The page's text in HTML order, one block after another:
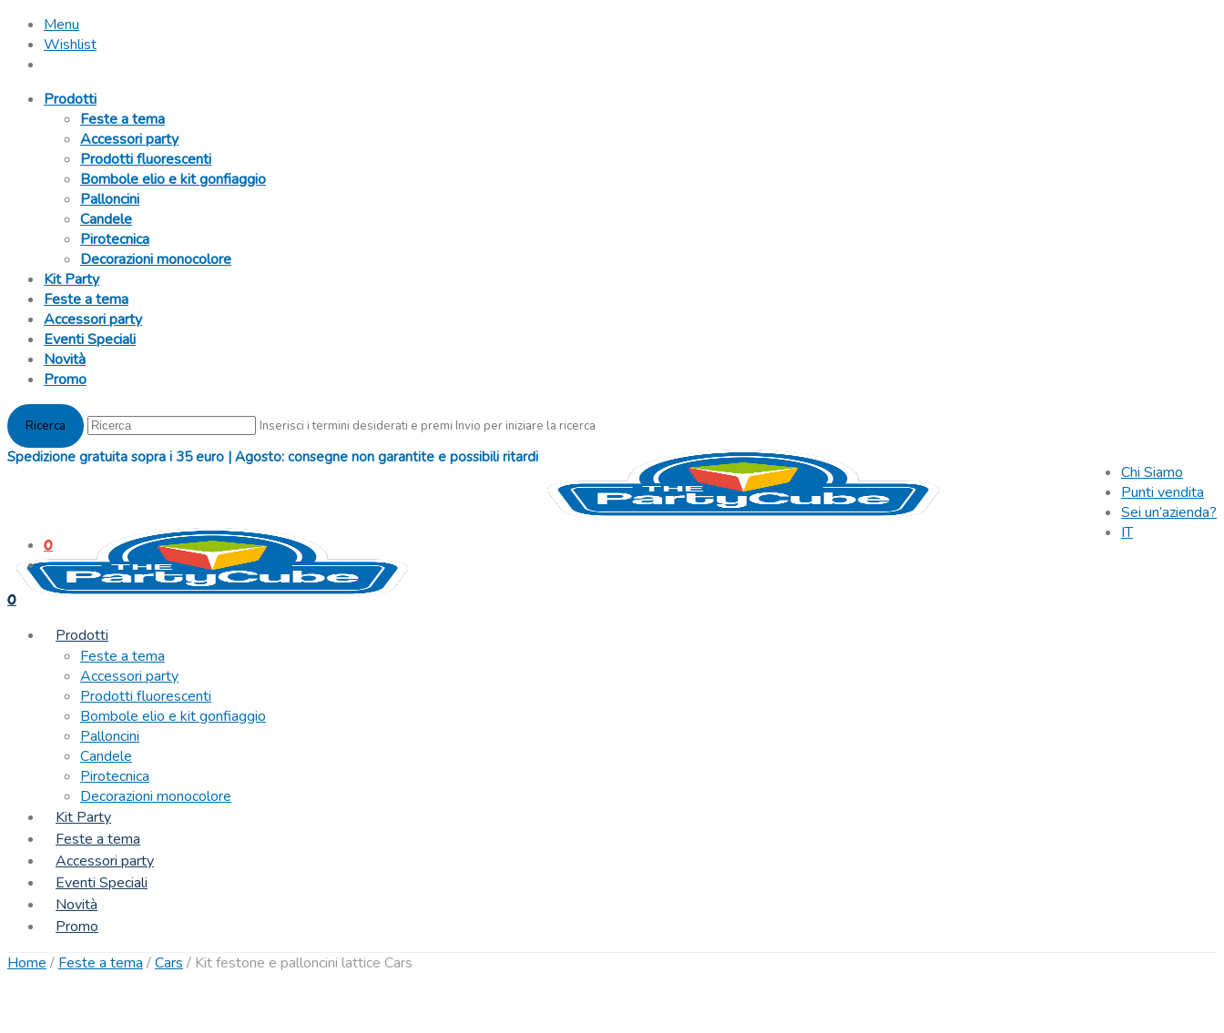
Menu
Wishlist
Prodotti
Feste a tema
Accessori party
Prodotti fluorescenti
Bombole elio e kit gonfiaggio
Palloncini
Candele
Pirotecnica
Decorazioni monocolore
Kit Party
Feste a tema
Accessori party
Eventi Speciali
Novità
Promo
Inserisci i termini desiderati e premi Invio per iniziare la ricerca
Spedizione gratuita sopra i 35 euro | Agosto: consegne non garantite e possibili ritardi
Chi Siamo
Punti vendita
Sei un’azienda?
IT
0
0
Prodotti
Feste a tema
Accessori party
Prodotti fluorescenti
Bombole elio e kit gonfiaggio
Palloncini
Candele
Pirotecnica
Decorazioni monocolore
Kit Party
Feste a tema
Accessori party
Eventi Speciali
Novità
Promo
Home / Feste a tema /Cars / Kit festone e palloncini lattice Cars